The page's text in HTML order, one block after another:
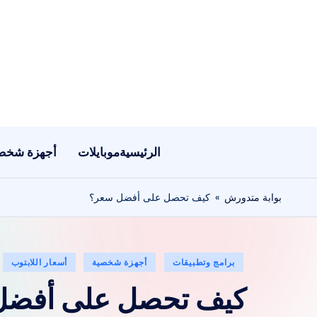
الرئيسيةموبايلات أجهزة
بوابة متدورش » كيف تحصل على أفضل سعر؟
نُشربرامج وتطبيقات أجهزة شخصية أسعار اللابتوب
كيف تحصل على